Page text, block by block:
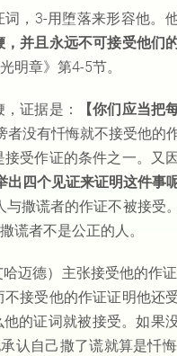
，3-用堕落来形容他。他
并且永远不可接受他们
光明章》第4-5节。
证据是：
【你们应当把
者没有忏悔就不接受他的
受作证的条件之一。又
出四个见证来证明这件事
与撒谎者的作证不被接受
谎者不是公正的人。
迈德）主张接受他的作
接受他的作证证明他还
的证词就被接受。如果
认自己撒了谎就算是忏悔